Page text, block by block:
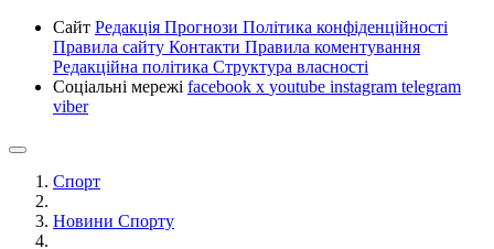
Сайт Редакція Прогнози Політика конфіденційності
Правила сайту Контакти Правила коментування
Редакційна політика Структура власності
Соціальні мережі facebook x youtube instagram telegram
viber
Спорт
Новини Спорту